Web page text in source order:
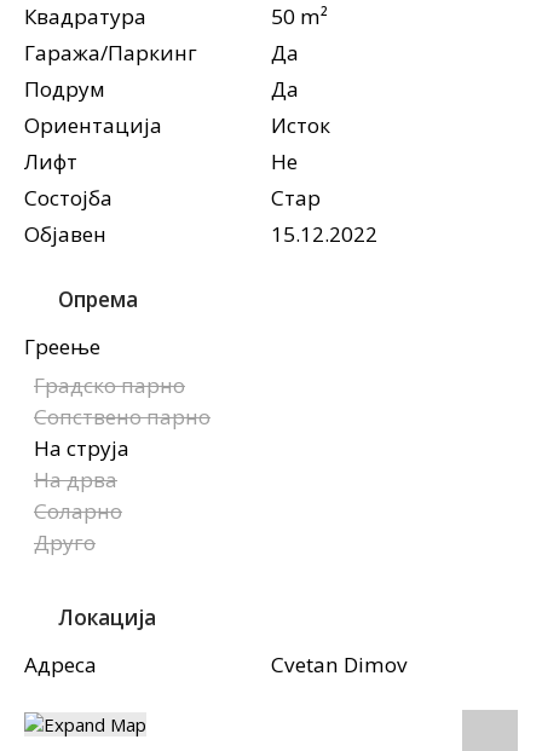
Квадратура
50 m²
Гаража/Паркинг
Да
Подрум
Да
Ориентација
Исток
Лифт
Не
Состојба
Стар
Објавен
15.12.2022
Опрема
Греење
Градско парно
Сопствено парно
На струја
На дрва
Соларно
Друго
Локација
Адреса
Cvetan Dimov